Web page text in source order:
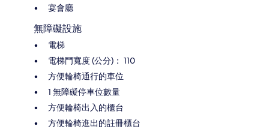
宴會廳
無障礙設施
電梯
電梯門寬度 (公分)： 110
方便輪椅通行的車位
1 無障礙停車位數量
方便輪椅出入的櫃台
方便輪椅進出的註冊櫃台